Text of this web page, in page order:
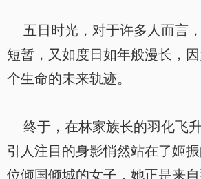
五日时光，对于许多人而言
短暂，又如度日如年般漫长，
个生命的未来轨迹。
终于，在林家族长的羽化飞
引人注目的身影悄然站在了姬
位倾国倾城的女子，她正是来